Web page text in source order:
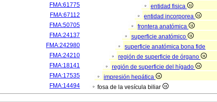
FMA:61775
entidad fisica
FMA:67112
entidad incorporea
FMA:50705
frontera anatómica
FMA:24137
superficie anatómico
FMA:242980
superficie anatómica bona fide
FMA:24210
región de superficie de órgano
FMA:18141
región de superficie del hígado
FMA:17535
impresión hepática
FMA:14494
fosa de la vesícula biliar